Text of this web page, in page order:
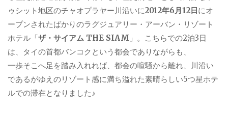
ゥシット地区のチャオプラヤー川沿いに2012年6月12日にオ
ープンされたばかりのラグジュアリー・アーバン・リゾート
ホテル「ザ・サイアム THE SIAM 」。こちらでの2泊3日
は、タイの首都バンコクという都会でありながらも、
一歩そこへ足を踏み入れれば、都会の喧騒から離れ、川沿い
であるがゆえのリゾート感に満ち溢れた素晴らしい5つ星ホテ
ルでの滞在となりました♪